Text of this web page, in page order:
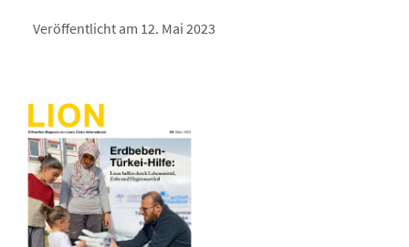
Veröffentlicht am 12. Mai 2023